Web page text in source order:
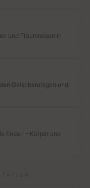
und Traumreisen in
Geist beruhigen und
finden – Körper und